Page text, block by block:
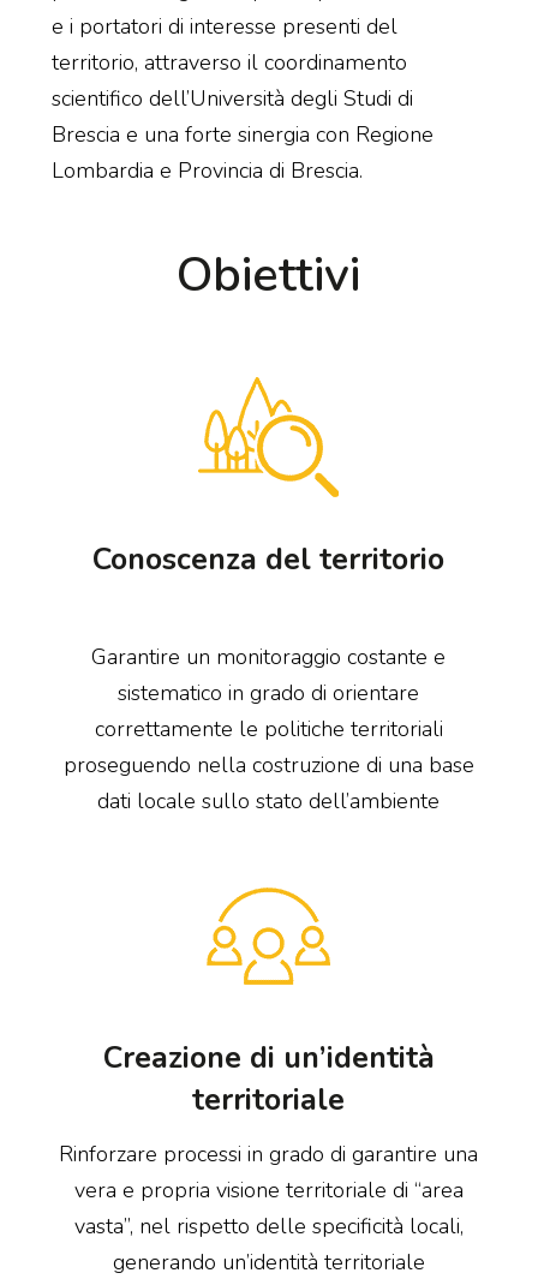
e i portatori di interesse presenti del
territorio, attraverso il coordinamento
scientifico dell’Università degli Studi di
Brescia e una forte sinergia con Regione
Lombardia e Provincia di Brescia.
Obiettivi
Conoscenza del territorio
Garantire un monitoraggio costante e
sistematico in grado di orientare
correttamente le politiche territoriali
proseguendo nella costruzione di una base
dati locale sullo stato dell’ambiente
Creazione di un’identità
territoriale
Rinforzare processi in grado di garantire una
vera e propria visione territoriale di “area
vasta”, nel rispetto delle specificità locali,
generando un’identità territoriale